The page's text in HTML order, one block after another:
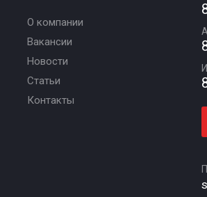
О компании
Вакансии
Новости
Статьи
Контакты